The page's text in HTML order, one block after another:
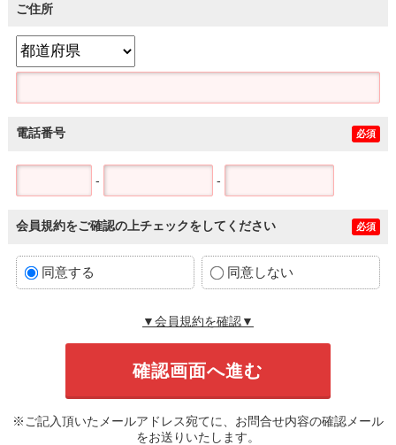
ご住所
電話番号 必須
- -
会員規約をご確認の上チェックをしてください 必須
同意する 同意しない
▼会員規約を確認▼
※ご記入頂いたメールアドレス宛てに、お問合せ内容の確認メール
をお送りいたします。